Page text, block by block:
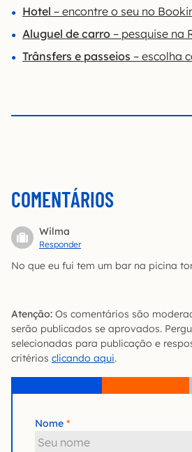
Hotel – encontre o seu no
Aluguel de carro – pesquise na
Trânsfers e passeios – escolha
COMENTÁRIOS
Wilma
Responder
No que eu fui tem um bar na picina
Atenção: Os comentários são
serão publicados se aprovados.
selecionadas para publicação e
critérios clicando aqui.
Nome